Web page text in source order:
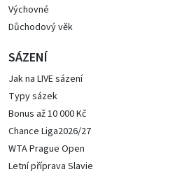
Výchovné
Důchodový věk
SÁZENÍ
Jak na LIVE sázení
Typy sázek
Bonus až 10 000 Kč
Chance Liga2026/27
WTA Prague Open
Letní příprava Slavie